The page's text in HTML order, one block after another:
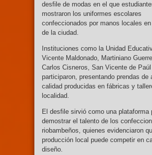
desfile de modas en el que
mostraron los uniformes escolares
confeccionados por manos locales
de la ciudad.
Instituciones como la Unidad
Vicente Maldonado, Martiniano
Carlos Cisneros, San Vicente de
participaron, presentando prendas de
calidad producidas en fábricas y
localidad.
El desfile sirvió como una plataforma
demostrar el talento de los
riobambeños, quienes evidenciaron
producción local puede competir en
diseño.